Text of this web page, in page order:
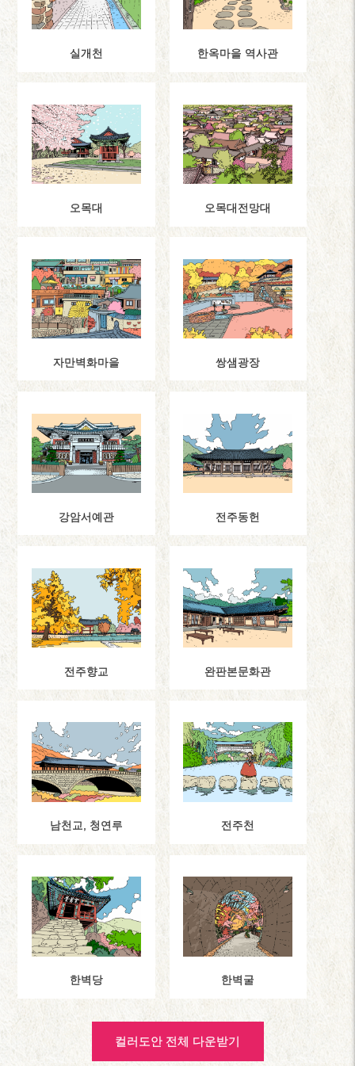
실개천 한옥마을 역사관
오목대 오목대전망대
자만벽화마을 쌍샘광장
강암서예관 전주동헌
전주향교 완판본문화관
남천교, 청연루 전주천
한벽당 한벽굴
컬러도안 전체 다운받기